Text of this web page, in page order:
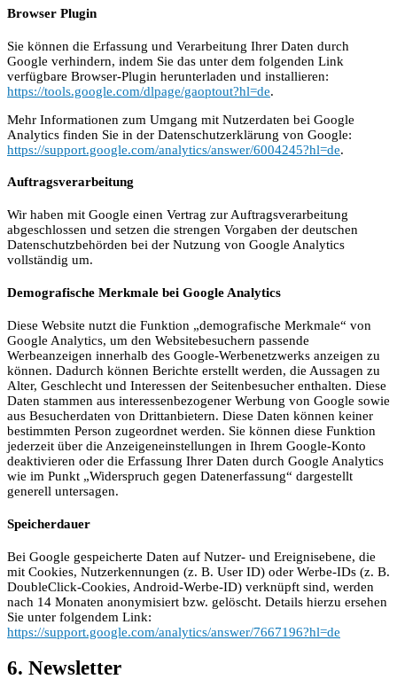
Browser Plugin
Sie können die Erfassung und Verarbeitung Ihrer Daten durch
Google verhindern, indem Sie das unter dem folgenden Link
verfügbare Browser-Plugin herunterladen und installieren:
https://tools.google.com/dlpage/gaoptout?hl=de.
Mehr Informationen zum Umgang mit Nutzerdaten bei Google
Analytics finden Sie in der Datenschutzerklärung von Google:
https://support.google.com/analytics/answer/6004245?hl=de.
Auftragsverarbeitung
Wir haben mit Google einen Vertrag zur Auftragsverarbeitung
abgeschlossen und setzen die strengen Vorgaben der deutschen
Datenschutzbehörden bei der Nutzung von Google Analytics
vollständig um.
Demografische Merkmale bei Google Analytics
Diese Website nutzt die Funktion „demografische Merkmale“ von
Google Analytics, um den Websitebesuchern passende
Werbeanzeigen innerhalb des Google-Werbenetzwerks anzeigen zu
können. Dadurch können Berichte erstellt werden, die Aussagen zu
Alter, Geschlecht und Interessen der Seitenbesucher enthalten. Diese
Daten stammen aus interessenbezogener Werbung von Google sowie
aus Besucherdaten von Drittanbietern. Diese Daten können keiner
bestimmten Person zugeordnet werden. Sie können diese Funktion
jederzeit über die Anzeigeneinstellungen in Ihrem Google-Konto
deaktivieren oder die Erfassung Ihrer Daten durch Google Analytics
wie im Punkt „Widerspruch gegen Datenerfassung“ dargestellt
generell untersagen.
Speicherdauer
Bei Google gespeicherte Daten auf Nutzer- und Ereignisebene, die
mit Cookies, Nutzerkennungen (z. B. User ID) oder Werbe-IDs (z. B.
DoubleClick-Cookies, Android-Werbe-ID) verknüpft sind, werden
nach 14 Monaten anonymisiert bzw. gelöscht. Details hierzu ersehen
Sie unter folgendem Link:
https://support.google.com/analytics/answer/7667196?hl=de
6. Newsletter